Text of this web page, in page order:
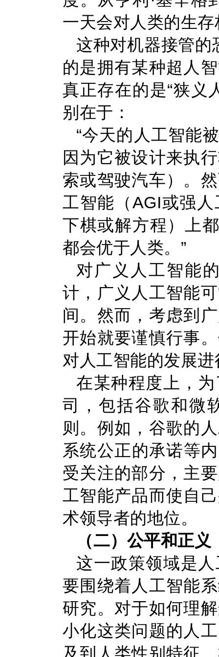
一天会对人类的生
这种对机器接管的
的是拥有某种超人
真正存在的是“狭义
别在于：
“今天的人工智能
因为它被设计来执
索或驾驶汽车）。
工智能（AGI或强
下棋或解方程）上
都会优于人类。”
对广义人工智能
计，广义人工智能
间。然而，考虑到
开始就要谨慎行事
对人工智能的发展
在某种程度上，
司，包括谷歌和微
则。例如，谷歌的
系统公正的承诺等
受关注的部分，主
工智能产品而使自
术领导者的地位。
（二）公平和正义
这一政策领域是
要围绕着人工智能
研究。对于如何理
小化这类问题的人
及到人类性别特征